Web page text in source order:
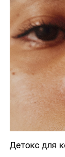
Детокс для